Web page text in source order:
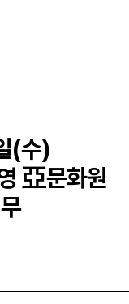
(수)
亞문화원